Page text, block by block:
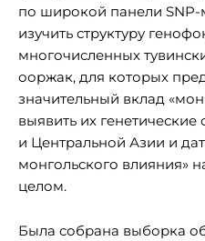
по широкой панели
изучить структуру
многочисленных
ооржак, для которых
значительный вклад
выявить их
и Центральной Азии и
монгольского влияния»
целом.
Была собрана выборка